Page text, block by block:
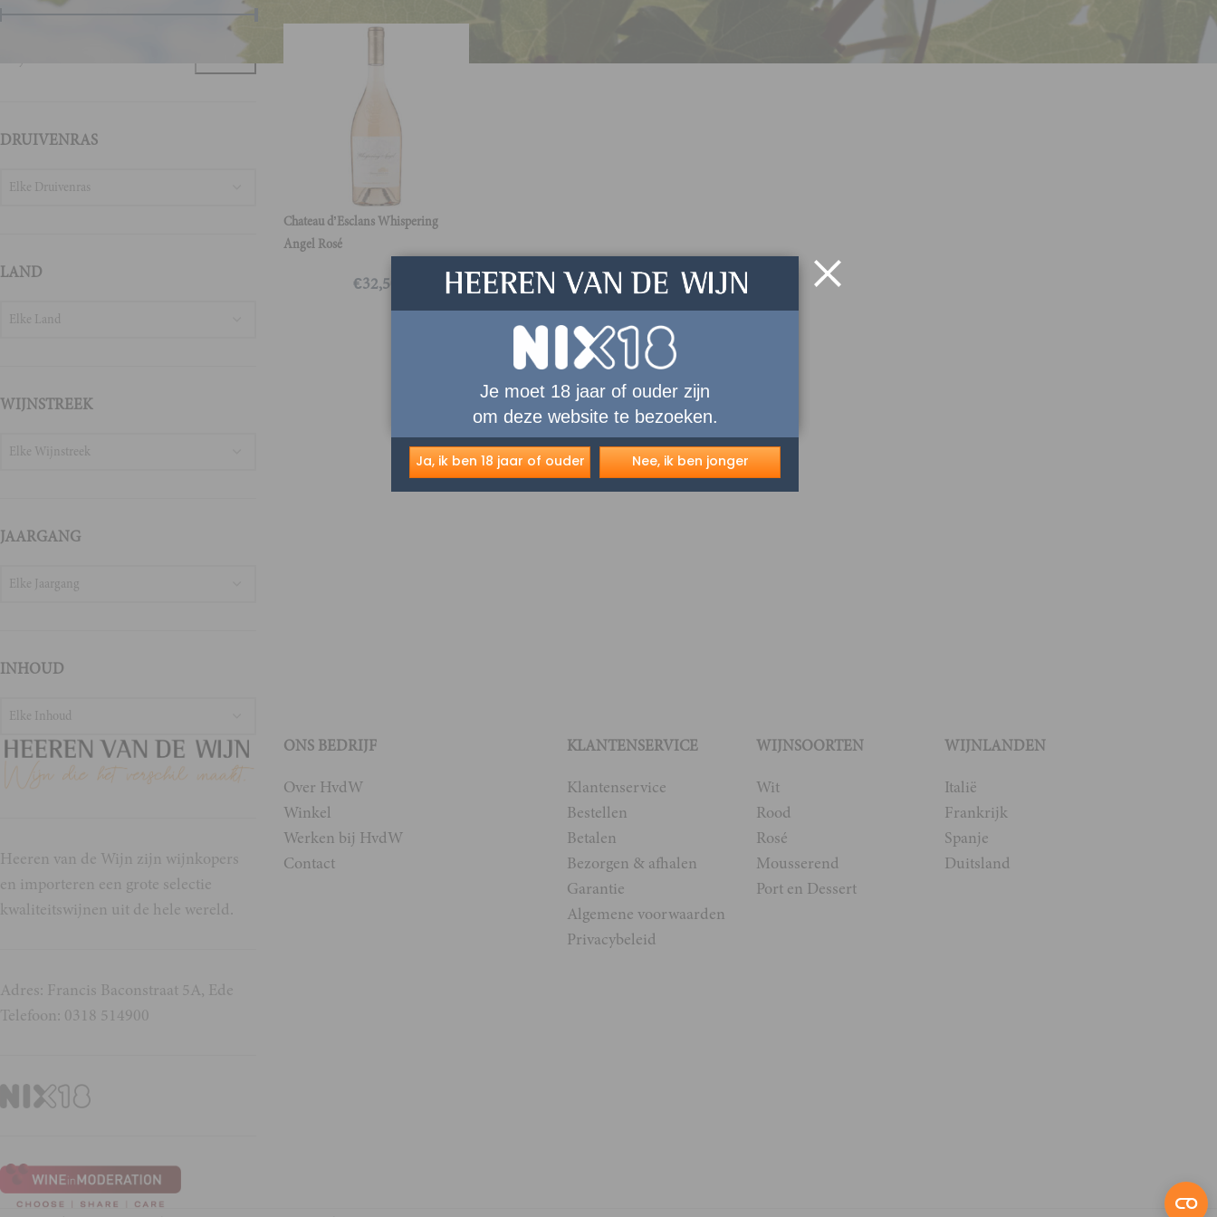
FILTER
DRUIVENRAS
Elke Druivenras
LAND
Elke Land
WIJNSTREEK
Elke Wijnstreek
JAARGANG
Elke Jaargang
INHOUD
Elke Inhoud
Chateau d’Esclans Whispering
Angel Rosé
€32,50
Heeren van de Wijn zijn wijnkopers
en importeren een grote selectie
kwaliteitswijnen uit de hele wereld.
Adres: Francis Baconstraat 5A, Ede
Telefoon: 0318 514900
ONS BEDRIJF
Over HvdW
Winkel
Werken bij HvdW
Contact
KLANTENSERVICE
Klantenservice
Bestellen
Betalen
Bezorgen & afhalen
Garantie
Algemene voorwaarden
Privacybeleid
WIJNSOORTEN
Wit
Rood
Rosé
Mousserend
Port en Dessert
WIJNLANDEN
Italië
Frankrijk
Spanje
Duitsland
Je moet 18 jaar of ouder zijn
om deze website te bezoeken.
Ja, ik ben 18 jaar of ouder Nee, ik ben jonger